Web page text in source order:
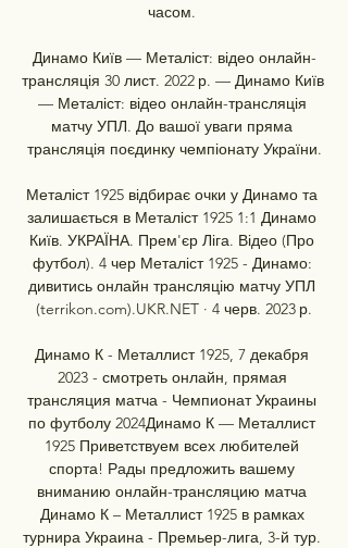
часом.
Динамо Київ — Металіст: відео онлайн-
трансляція 30 лист. 2022 р. — Динамо Київ
— Металіст: відео онлайн-трансляція
матчу УПЛ. До вашої уваги пряма
трансляція поєдинку чемпіонату України.
Металіст 1925 відбирає очки у Динамо та
залишається в Металіст 1925 1:1 Динамо
Київ. УКРАЇНА. Прем'єр Ліга. Відео (Про
футбол). 4 чер Металіст 1925 - Динамо:
дивитись онлайн трансляцію матчу УПЛ
(terrikon.com).UKR.NET · 4 черв. 2023 р.
Динамо К - Металлист 1925, 7 декабря
2023 - смотреть онлайн, прямая
трансляция матча - Чемпионат Украины
по футболу 2024Динамо К — Металлист
1925 Приветствуем всех любителей
спорта! Рады предложить вашему
вниманию онлайн-трансляцию матча
Динамо К – Металлист 1925 в рамках
турнира Украина - Премьер-лига, 3-й тур.